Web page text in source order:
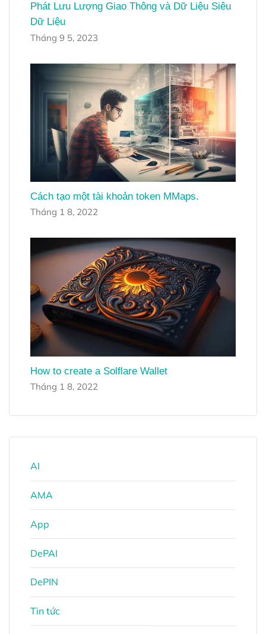
Phát Lưu Lượng Giao Thông và Dữ Liệu Siêu
Dữ Liệu
Tháng 9 5, 2023
Cách tạo một tài khoản token MMaps.
Tháng 1 8, 2022
How to create a Solflare Wallet
Tháng 1 8, 2022
AI
AMA
App
DePAI
DePIN
Tin tức